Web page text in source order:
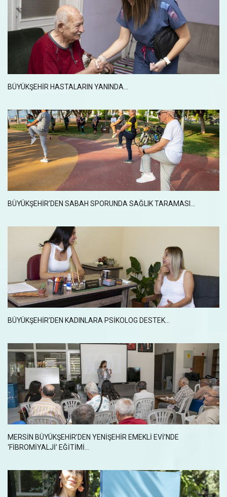
BÜYÜKŞEHİR HASTALARIN YANINDA...
BÜYÜKŞEHİR’DEN SABAH SPORUNDA SAĞLIK TARAMASI...
BÜYÜKŞEHİR’DEN KADINLARA PSİKOLOG DESTEK...
MERSİN BÜYÜKŞEHİR’DEN YENİŞEHİR EMEKLİ EVİ’NDE
‘FİBROMİYALJİ’ EĞİTİMİ...